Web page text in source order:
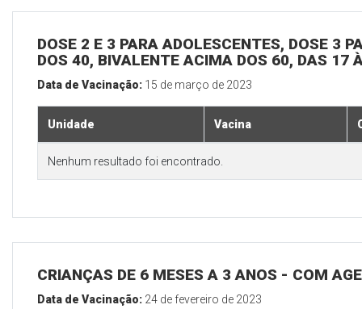
DOSE 2 E 3 PARA ADOLESCENTES, DOSE 3
DOS 40, BIVALENTE ACIMA DOS 60, DAS 17
Data de Vacinação: 15 de março de 2023
Unidade Vacina
Nenhum resultado foi encontrado.
CRIANÇAS DE 6 MESES A 3 ANOS - COM
Data de Vacinação: 24 de fevereiro de 2023